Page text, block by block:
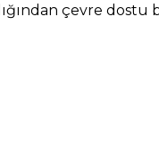
çevre dostu